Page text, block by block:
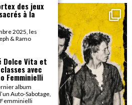
des jeux
à la
2025, les
& Ramo
Dolce Vita et
avec
Femminielli
album
Auto-Sabotage,